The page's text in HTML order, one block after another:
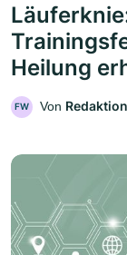
Heilung
FW Von